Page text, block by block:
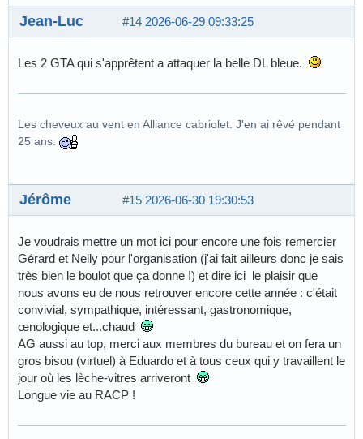
#14 2026-06-29 09:33:25
Jean-Luc
Les 2 GTA qui s'apprêtent a attaquer la belle DL bleue.
Les cheveux au vent en Alliance cabriolet. J'en ai rêvé pendant
25 ans.
#15 2026-06-30 19:30:53
Jérôme
Je voudrais mettre un mot ici pour encore une fois remercier
Gérard et Nelly pour l'organisation (j'ai fait ailleurs donc je sais
très bien le boulot que ça donne !) et dire ici le plaisir que
nous avons eu de nous retrouver encore cette année : c'était
convivial, sympathique, intéressant, gastronomique,
œnologique et...chaud
AG aussi au top, merci aux membres du bureau et on fera un
gros bisou (virtuel) à Eduardo et à tous ceux qui y travaillent le
jour où les lèche-vitres arriveront
Longue vie au RACP !